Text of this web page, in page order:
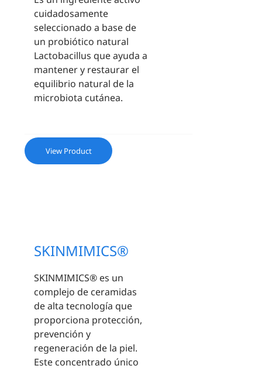
cuidadosamente
seleccionado a base de
un probiótico natural
Lactobacillus que ayuda a
mantener y restaurar el
equilibrio natural de la
microbiota cutánea.
View Product
SKINMIMICS®
SKINMIMICS® es un
complejo de ceramidas
de alta tecnología que
proporciona protección,
prevención y
regeneración de la piel.
Este concentrado único